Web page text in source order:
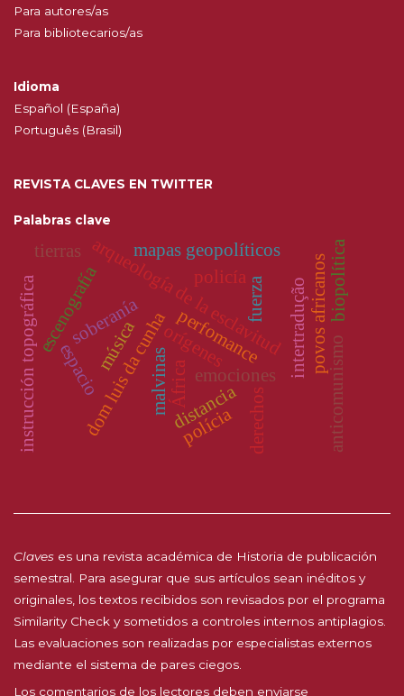
Para autores/as
Para bibliotecarios/as
Idioma
Español (España)
Português (Brasil)
REVISTA CLAVES EN TWITTER
Palabras clave
arqueología de la esclavitud
dom luis da cunha
soberanía orígenes
malvinas
intertraduçãopovos africanos
mapas geopolíticos
África
fuerza
emociones
escenografía perfomance
espacio
distancia derechos
instrucción topográfica policía
música anticomunismo
polícia
biopolítica
tierras
Claves es una revista académica de Historia de publicación
semestral. Para asegurar que sus artículos sean inéditos y
originales, los textos recibidos son revisados por el programa
Similarity Check y sometidos a controles internos antiplagios.
Las evaluaciones son realizadas por especialistas externos
mediante el sistema de pares ciegos.
Los comentarios de los lectores deben enviarse